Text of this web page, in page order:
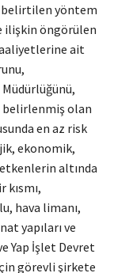
belirtilen yöntem
ilişkin öngörülen
ait
belirlenmiş olan
en az risk
ekonomik,
altında
hava limanı,
yapıları ve
Yap İşlet Devret
görevli şirkete